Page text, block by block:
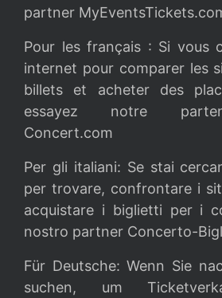
partner
Pour les français : Si vous
internet pour comparer les
billets et acheter des
essayez notre
Concert.com
Per gli italiani: Se stai
per trovare, confrontare i
acquistare i biglietti per i
nostro partner Concerto-
Für Deutsche: Wenn Sie
suchen, um